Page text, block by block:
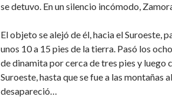
se detuvo. En un silencio incómodo,
El objeto se alejó de él, hacia el Suroeste,
unos 10 a 15 pies de la tierra. Pasó los
de dinamita por cerca de tres pies y luego
Suroeste, hasta que se fue a las montañas
desapareció…